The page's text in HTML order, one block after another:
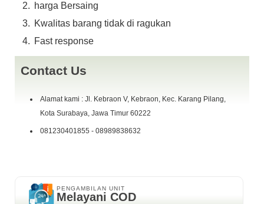
IG : czortox
fast response W.A 0898 ~ 9838 ~ 632 or Telp 081230401855
Kebraon Gang V, Pertokoan Giant Express L05 ( depan Parkiran
Motor )
harga Bersaing
Kwalitas barang tidak di ragukan
Fast response
Contact Us
Alamat kami : Jl. Kebraon V, Kebraon, Kec. Karang Pilang,
Kota Surabaya, Jawa Timur 60222
081230401855 - 08989838632
PENGAMBILAN UNIT
Melayani COD